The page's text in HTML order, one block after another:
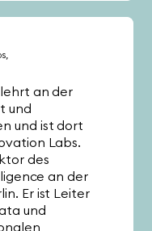
an der
und
und ist dort
Labs.
des
an der
Er ist Leiter
und